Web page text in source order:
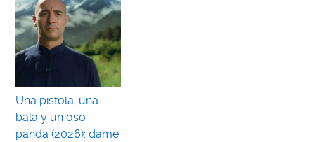
Una pistola, una
bala y un oso
panda (2026): dame